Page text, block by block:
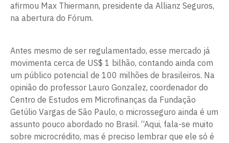
afirmou Max Thiermann, presidente da Allianz Seguros,
na abertura do Fórum.
Antes mesmo de ser regulamentado, esse mercado já
movimenta cerca de US$ 1 bilhão, contando ainda com
um público potencial de 100 milhões de brasileiros. Na
opinião do professor Lauro Gonzalez, coordenador do
Centro de Estudos em Microfinanças da Fundação
Getúlio Vargas de São Paulo, o microsseguro ainda é um
assunto pouco abordado no Brasil. “Aqui, fala-se muito
sobre microcrédito, mas é preciso lembrar que ele só é